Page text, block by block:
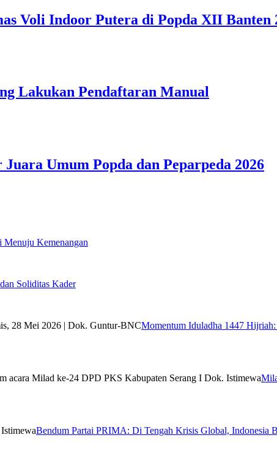
Voli Indoor Putera di Popda XII Banten
Lakukan Pendaftaran Manual
Umum Popda dan Peparpeda 2026
Kemenangan
Soliditas Kader
Momentum Iduladha 1447
Bendum Partai PRIMA: Di Tengah Krisis Global, Indonesia